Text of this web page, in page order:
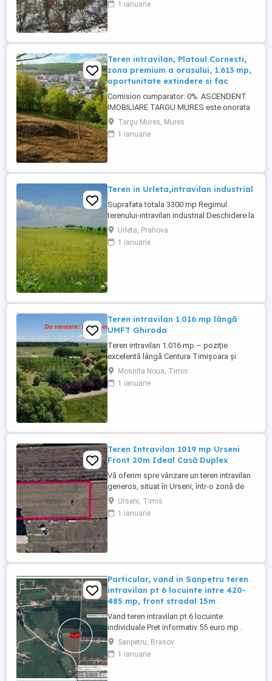
investiție. Proprietatea se remarcă printr-
priveliște care ...
1 ianuarie
Teren intravilan, Platoul Cornesti,
zona premium a orasului, 1.613 mp,
oportunitate extindere si fac
Comision cumparator: 0%. ASCENDENT
IMOBILIARE TARGU MURES este onorata
sa va prezinte o REPREZENTARE
IMOBILIARA particularizata prin vanzarea
unui teren intravilan 1613mp, excelent
ferita de orice sursa de poluare, ...
Targu Mures, Mures
1 ianuarie
Teren in Urleta,intravilan industrial
Suprafata totala 3300 mp Regimul
terenului-intravilan industrial Deschidere la
drum asfaltat -16 ml
Utilitati:apa,gaz,curent electric,iluminat
public Se preteaza pentru
Urleta, Prahova
1 ianuarie
Teren intravilan 1.016 mp lângă
UMFT Ghiroda
Teren intravilan 1.016 mp – poziție
excelentă lângă Centura Timișoara și
UMFT Ghiroda – 50 €/mp negociabil
Teren intravilan în Moșnița Veche, cu
suprafața de 1.016 mp, situat într-o zonă
Mosnita Noua, Timis
1 ianuarie
Teren Intravilan 1019 mp Urseni
Front 20m Ideal Casă Duplex
Vă oferim spre vânzare un teren intravilan
generos, situat în Urseni, într-o zonă de
case noi, liniștită și cu acces facil. Este
locația perfectă pentru cei care își doresc
o casă cu curte mare sau pentru
Urseni, Timis
1 ianuarie
Particular, vand in Sanpetru teren
intravilan pt 6 locuinte intre 420-
485 mp, front stradal 15m
Vand teren intravilan pt 6 locuinte
individuale Pret informativ 55 euro mp .
Oportunitate pt investitie. terenul detine
PUZ (S+P+1+M )si respectiv certificat de
urbanism inclusiv CF pt fiecare parcela.
Sanpetru, Brasov
1 ianuarie